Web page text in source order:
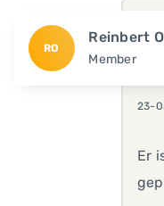
RO
Reinbert O
Member
23-
Er